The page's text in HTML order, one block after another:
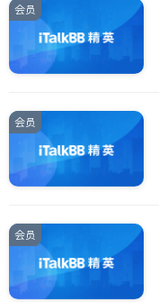
会员
会员
会员